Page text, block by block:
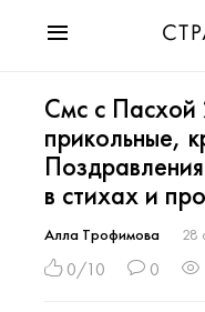
Мода
Звезды
Гороскопы
Здоровье
Психология
Хобби
Смс с
прикольные,
в стихах и
Алла Трофимова 28
0/10 0